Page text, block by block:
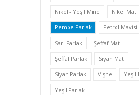
Nikel - Yeşil Mine Nikel Mat
Pembe Parlak Petrol Mavisi
Sarı Parlak Şeffaf Mat
Şeffaf Parlak Siyah Mat
Siyah Parlak Vişne Yeşil
Yeşil Parlak